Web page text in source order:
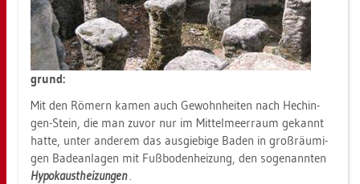
grund:
Mit den Rö­mern kamen auch Ge­wohn­hei­ten nach Hechin­
gen-Stein, die man zuvor nur im Mit­tel­meer­raum ge­kannt
hatte, unter an­de­rem das aus­gie­bi­ge Baden in groß­räu­mi­
gen Ba­de­an­la­gen mit Fuß­bo­den­hei­zung, den so­ge­nann­ten
Hy­po­k­aust­hei­zun­gen.